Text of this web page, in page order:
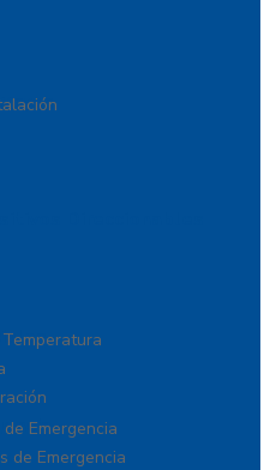
Direccionables
Emergencia
de Emergencia